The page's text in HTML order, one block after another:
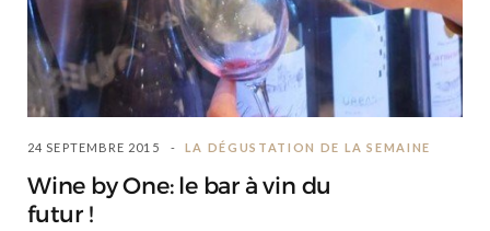
24 SEPTEMBRE 2015 LA DÉGUSTATION DE LA SEMAINE
Wine by One: le bar à vin du
futur !